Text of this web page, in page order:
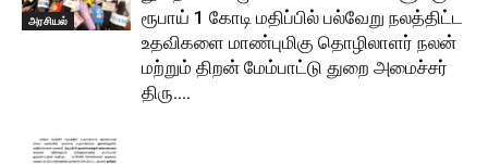
அரசியல்
ரூபாய் 1 கோடி மதிப்பில் பல்வேறு நலத்திட்ட
உதவிகளை மாண்புமிகு தொழிலாளர் நலன்
மற்றும் திறன் மேம்பாட்டு துறை அமைச்சர்
திரு....